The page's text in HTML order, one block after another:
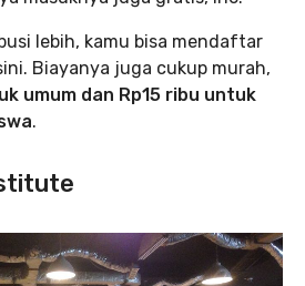
lebih, kamu bisa mendaftar
Biayanya juga cukup murah,
umum dan Rp15 ribu untuk
.